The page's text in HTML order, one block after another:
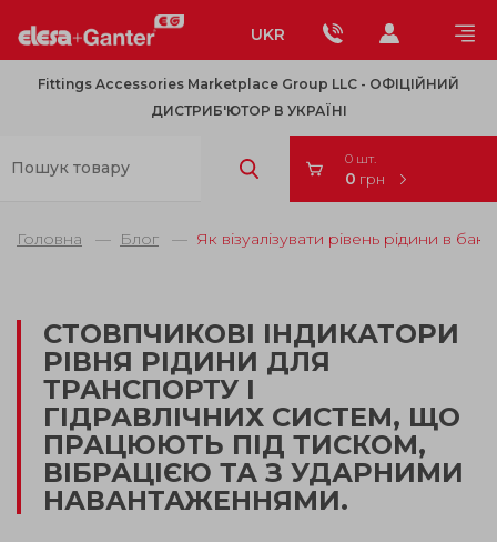
UKR
Fittings Accessories Marketplace Group LLC - OФІЦІЙНИЙ
ДИСТРИБ'ЮТОР В УКРАЇНІ
0 шт.
0 грн
Головна Блог Як візуалізувати рівень рідини в
СТОВПЧИКОВІ ІНДИКАТОРИ
РІВНЯ РІДИНИ ДЛЯ
ТРАНСПОРТУ І
ГІДРАВЛІЧНИХ СИСТЕМ, ЩО
ПРАЦЮЮТЬ ПІД ТИСКОМ,
ВІБРАЦІЄЮ ТА З УДАРНИМИ
НАВАНТАЖЕННЯМИ.